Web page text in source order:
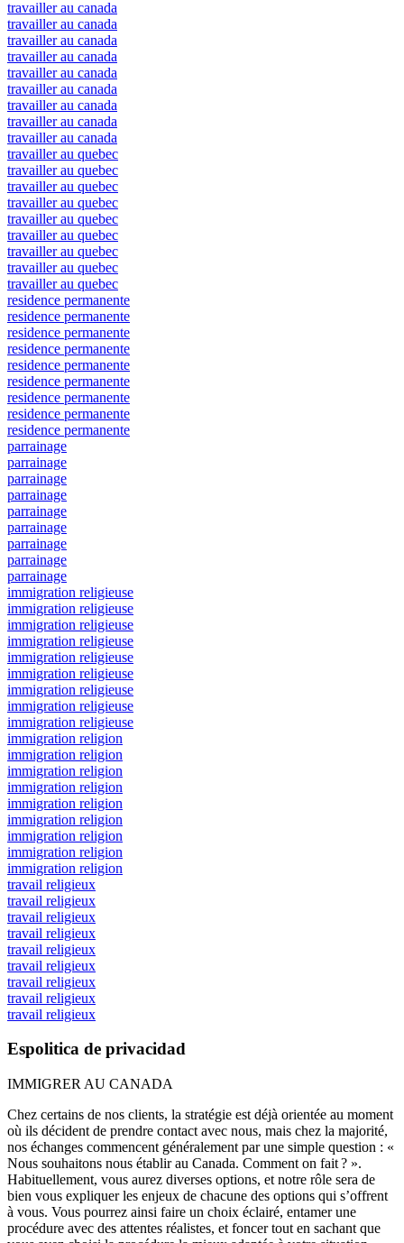
travailler au canada
travailler au canada
travailler au canada
travailler au canada
travailler au canada
travailler au canada
travailler au canada
travailler au canada
travailler au canada
travailler au quebec
travailler au quebec
travailler au quebec
travailler au quebec
travailler au quebec
travailler au quebec
travailler au quebec
travailler au quebec
travailler au quebec
residence permanente
residence permanente
residence permanente
residence permanente
residence permanente
residence permanente
residence permanente
residence permanente
residence permanente
parrainage
parrainage
parrainage
parrainage
parrainage
parrainage
parrainage
parrainage
parrainage
immigration religieuse
immigration religieuse
immigration religieuse
immigration religieuse
immigration religieuse
immigration religieuse
immigration religieuse
immigration religieuse
immigration religieuse
immigration religion
immigration religion
immigration religion
immigration religion
immigration religion
immigration religion
immigration religion
immigration religion
immigration religion
travail religieux
travail religieux
travail religieux
travail religieux
travail religieux
travail religieux
travail religieux
travail religieux
travail religieux
Espolitica de privacidad
IMMIGRER AU CANADA
Chez certains de nos clients, la stratégie est déjà orientée au moment
où ils décident de prendre contact avec nous, mais chez la majorité,
nos échanges commencent généralement par une simple question : «
Nous souhaitons nous établir au Canada. Comment on fait ? ».
Habituellement, vous aurez diverses options, et notre rôle sera de
bien vous expliquer les enjeux de chacune des options qui s’offrent
à vous. Vous pourrez ainsi faire un choix éclairé, entamer une
procédure avec des attentes réalistes, et foncer tout en sachant que